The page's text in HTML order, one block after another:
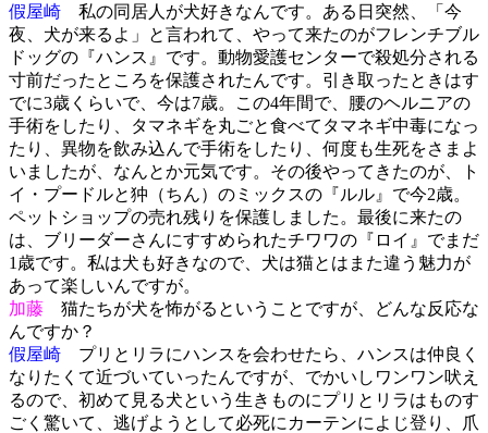
假屋崎 私の同居人が犬好きなんです。ある日突然、「今
夜、犬が来るよ」と言われて、やって来たのがフレンチブル
ドッグの『ハンス』です。動物愛護センターで殺処分される
寸前だったところを保護されたんです。引き取ったときはす
でに3歳くらいで、今は7歳。この4年間で、腰のヘルニアの
手術をしたり、タマネギを丸ごと食べてタマネギ中毒になっ
たり、異物を飲み込んで手術をしたり、何度も生死をさまよ
いましたが、なんとか元気です。その後やってきたのが、ト
イ・プードルと狆（ちん）のミックスの『ルル』で今2歳。
ペットショップの売れ残りを保護しました。最後に来たの
は、ブリーダーさんにすすめられたチワワの『ロイ』でまだ
1歳です。私は犬も好きなので、犬は猫とはまた違う魅力が
あって楽しいんですが。
加藤 猫たちが犬を怖がるということですが、どんな反応な
んですか？
假屋崎 プリとリラにハンスを会わせたら、ハンスは仲良く
なりたくて近づいていったんですが、でかいしワンワン吠え
るので、初めて見る犬という生きものにプリとリラはものす
ごく驚いて、逃げようとして必死にカーテンによじ登り、爪